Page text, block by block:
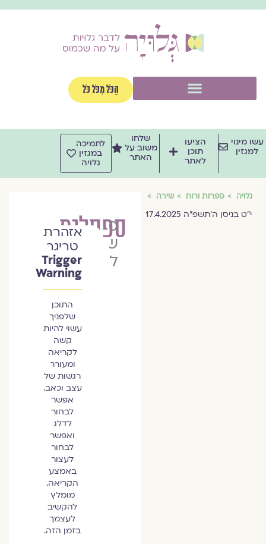
הַכֹּל מִכֹּל כֹּל
מינוי
למגזין
הציעו
תוכן
לאתר
שלחו
משוב על
האתר
לתמיכה
במגזין
גלויה
גלויה ספרות ורוח שירה
י״ט בניסן ה׳תשפ״ה 17.4.2025 ספסלים
מורן
שחם
לוי
אזהרת
טריגר
Trigger
Warning
התוכן
שלפניך
עשוי להיות
קשה
לקריאה
ומעורר
רגשות של
עצב וכאב.
אפשר
לבחור
לדלג
ואפשר
לבחור
לעצור
באמצע
הקריאה.
מומלץ
להקשיב
לעצמך
בזמן הזה.